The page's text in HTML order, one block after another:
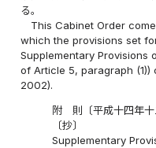
る。
This Cabinet Order
which the provisions set
Supplementary Provisions
of Article 5, paragraph
2002).
附 則〔平成十四年十
〔抄〕
Supplementary